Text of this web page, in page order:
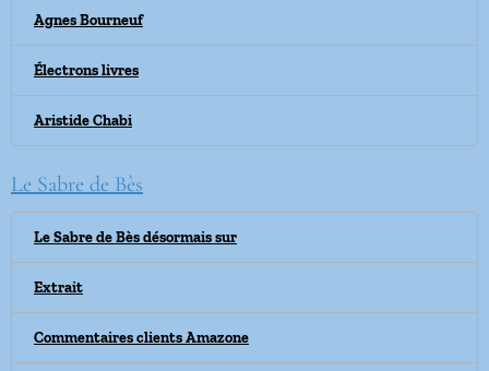
Agnes Bourneuf
Électrons livres
Aristide Chabi
Le Sabre de Bès
Le Sabre de Bès désormais sur
Extrait
Commentaires clients Amazone